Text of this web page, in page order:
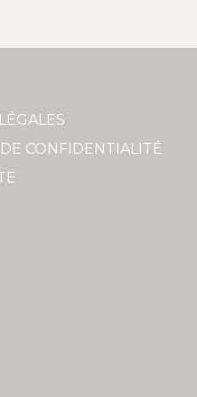
CONFIDENTIALITÉ